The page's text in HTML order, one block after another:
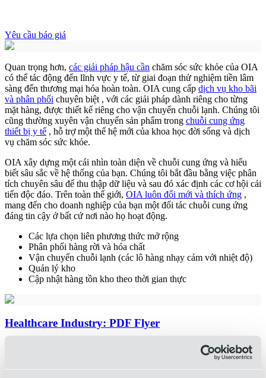
Yêu cầu báo giá
Quan trọng hơn, các giải pháp hậu cần chăm sóc sức khỏe của OIA
có thể tác động đến lĩnh vực y tế, từ giai đoạn thử nghiệm tiền lâm
sàng đến thương mại hóa hoàn toàn. OIA cung cấp dịch vụ kho bãi
và phân phối chuyên biệt , với các giải pháp dành riêng cho từng
mặt hàng, được thiết kế riêng cho vận chuyển chuỗi lạnh. Chúng tôi
cũng thường xuyên vận chuyển sản phẩm trong chuỗi cung ứng
thiết bị y tế , hỗ trợ một thế hệ mới của khoa học đời sống và dịch
vụ chăm sóc sức khỏe.
OIA xây dựng một cái nhìn toàn diện về chuỗi cung ứng và hiểu
biết sâu sắc về hệ thống của bạn. Chúng tôi bắt đầu bằng việc phân
tích chuyên sâu để thu thập dữ liệu và sau đó xác định các cơ hội cải
tiến độc đáo. Trên toàn thế giới, OIA luôn đổi mới và thích ứng ,
mang đến cho doanh nghiệp của bạn một đối tác chuỗi cung ứng
đáng tin cậy ở bất cứ nơi nào họ hoạt động.
Các lựa chọn liên phương thức mở rộng
Phân phối hàng rời và hóa chất
Vận chuyển chuỗi lạnh (các lô hàng nhạy cảm với nhiệt độ)
Quản lý kho
Cập nhật hàng tồn kho theo thời gian thực
Healthcare Industry: PDF Flyer
Báo cáo thị trường hàng tháng